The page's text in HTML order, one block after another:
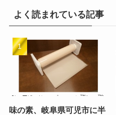
よく読まれている記事
味の素、岐阜県可児市に半